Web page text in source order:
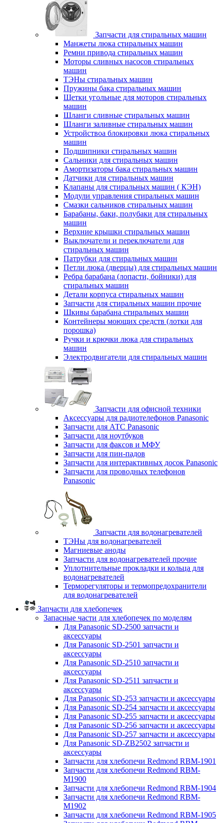
Запчасти для стиральных машин
Манжеты люка стиральных машин
Ремни привода стиральных машин
Моторы сливных насосов стиральных
машин
ТЭНы стиральных машин
Пружины бака стиральных машин
Щетки угольные для моторов стиральных
машин
Шланги сливные стиральных машин
Шланги заливные стиральных машин
Устройствоа блокировки люка стиральных
машин
Подшипники стиральных машин
Сальники для стиральных машин
Амортизаторы бака стиральных машин
Датчики для стиральных машин
Клапаны для стиральных машин ( КЭН)
Модули управления стиральных машин
Смазки сальников стиральных машин
Барабаны, баки, полубаки для стиральных
машин
Верхние крышки стиральных машин
Выключатели и переключатели для
стиральных машин
Патрубки для стиральных машин
Петли люка (дверцы) для стиральных машин
Ребра барабана (лопасти, бойники) для
стиральных машин
Детали корпуса стиральных машин
Запчасти для стиральных машин прочие
Шкивы барабана стиральных машин
Контейнеры моющих средств (лотки для
порошка)
Ручки и крючки люка для стиральных
машин
Электродвигатели для стиральных машин
Запчасти для офисной техники
Аксессуары для радиотелефонов Panasonic
Запчасти для АТС Panasonic
Запчасти для ноутбуков
Запчасти для факсов и МФУ
Запчасти для пин-падов
Запчасти для интерактивных досок Panasonic
Запчасти для проводных телефонов
Panasonic
Запчасти для водонагревателей
ТЭНы для водонагревателей
Магниевые аноды
Запчасти для водонагревателей прочие
Уплотнительные прокладки и кольца для
водонагревателей
Терморегуляторы и термопредохранители
для водонагревателей
Запчасти для хлебопечек
Запасные части для хлебопечек по моделям
Для Panasonic SD-2500 запчасти и
аксессуары
Для Panasonic SD-2501 запчасти и
аксессуары
Для Panasonic SD-2510 запчасти и
аксессуары
Для Panasonic SD-2511 запчасти и
аксессуары
Для Panasonic SD-253 запчасти и аксессуары
Для Panasonic SD-254 запчасти и аксессуары
Для Panasonic SD-255 запчасти и аксессуары
Для Panasonic SD-256 запчасти и аксессуары
Для Panasonic SD-257 запчасти и аксессуары
Для Panasonic SD-ZB2502 запчасти и
аксессуары
Запчасти для хлебопечи Redmond RBM-1901
Запчасти для хлебопечи Redmond RBM-
M1900
Запчасти для хлебопечи Redmond RBM-1904
Запчасти для хлебопечи Redmond RBM-
M1902
Запчасти для хлебопечи Redmond RBM-1905